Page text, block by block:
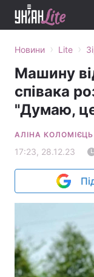
Новини › Lite ›
Машину
співака
"Думаю,
АЛІНА КОЛОМІЄЦЬ
17:23, 28.12.23